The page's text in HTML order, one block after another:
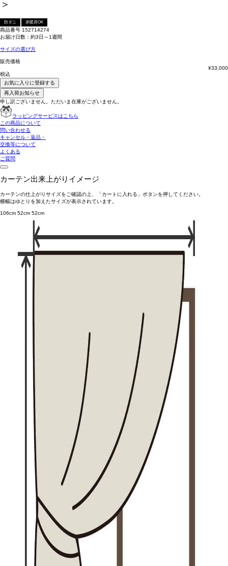
＞
防ダニ 床暖房OK
商品番号 152714274
お届け日数：約3日～1週間
サイズの選び方
販売価格
¥33,000
税込
お気に入りに登録する
再入荷お知らせ
申し訳ございません。ただいま在庫がございません。
ラッピングサービスはこちら
この商品について
問い合わせる
キャンセル・返品・
交換等について
よくある
ご質問
カーテン出来上がりイメージ
カーテンの仕上がりサイズをご確認の上、「カートに入れる」ボタンを押してください。
横幅はゆとりを加えたサイズが表示されています。
106cm 52cm 52cm